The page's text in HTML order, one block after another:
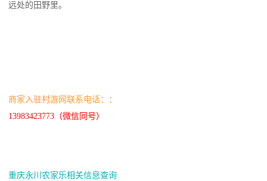
远处的田野里。
商家入驻村游网联系电话：：
13983423773（微信同号）
重庆永川农家乐相关信息查询